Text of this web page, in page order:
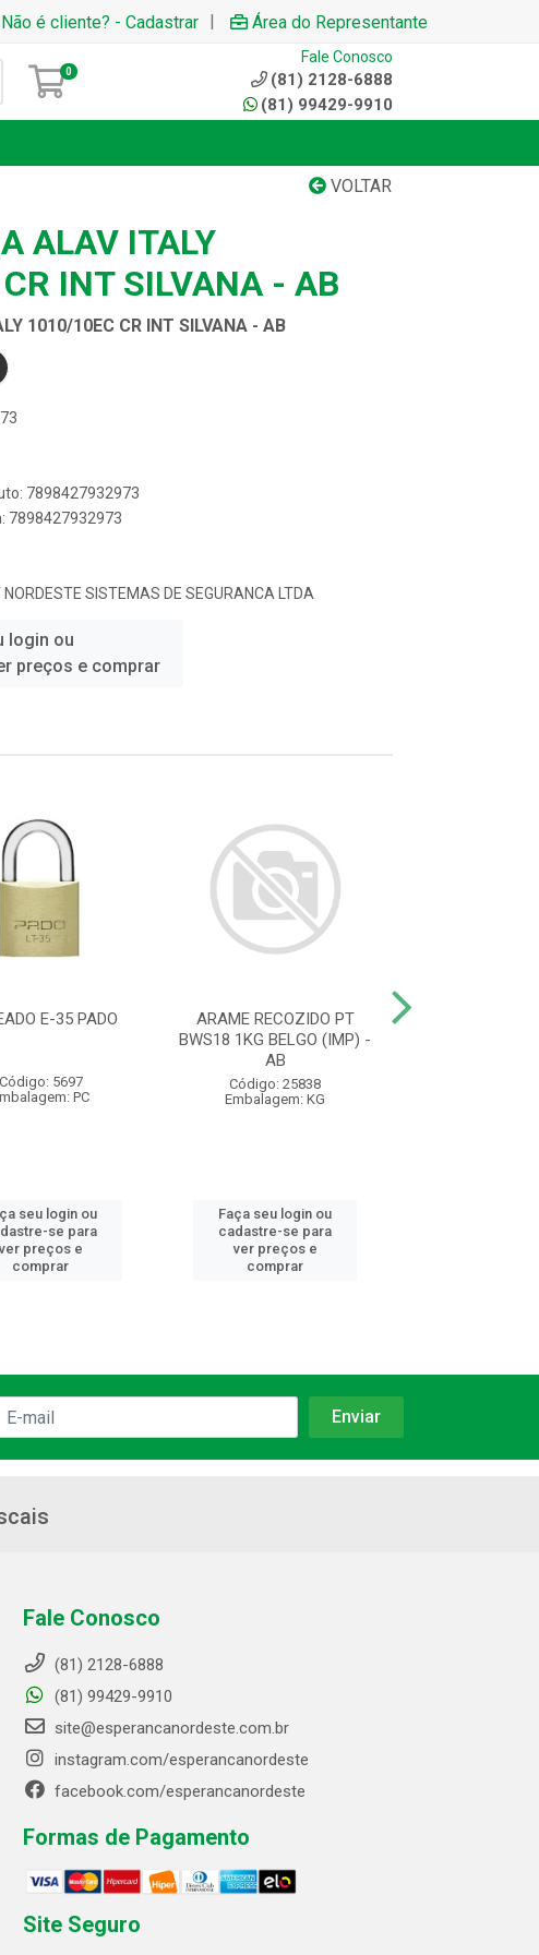
Não é cliente? - Cadastrar | Área do Representante
0
Fale Conosco
(81) 2128-6888
(81) 99429-9910
VOLTAR
ALAV ITALY
INT SILVANA - AB
1010/10EC CR INT SILVANA - AB
7898427932973
7898427932973
SISTEMAS DE SEGURANCA LTDA
login ou
preços e comprar
E-35 PADO
Código: 5697
PC
seu login ou
se para
preços e
comprar
ARAME RECOZIDO PT
BWS18 1KG BELGO (IMP) -
AB
Código: 25838
Embalagem: KG
Faça seu login ou
cadastre-se para
ver preços e
comprar
Fale Conosco
(81) 2128-6888
(81) 99429-9910
site@esperancanordeste.com.br
instagram.com/esperancanordeste
facebook.com/esperancanordeste
Formas de Pagamento
Site Seguro